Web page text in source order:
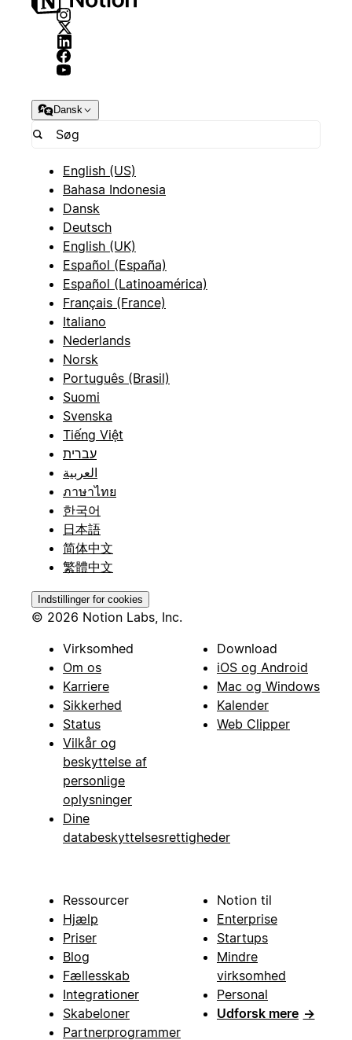
Dansk
English (US)
Bahasa Indonesia
Dansk
Deutsch
English (UK)
Español (España)
Español (Latinoamérica)
Français (France)
Italiano
Nederlands
Norsk
Português (Brasil)
Suomi
Svenska
Tiếng Việt
עברית
العربية
ภาษาไทย
한국어
日本語
简体中文
繁體中文
Indstillinger for cookies
© 2026 Notion Labs, Inc.
Virksomhed
Om os
Karriere
Sikkerhed
Status
Vilkår og
beskyttelse af
personlige
oplysninger
Dine
databeskyttelsesrettigheder
Download
iOS og Android
Mac og Windows
Kalender
Web Clipper
Ressourcer
Hjælp
Priser
Blog
Fællesskab
Integrationer
Skabeloner
Partnerprogrammer
Notion til
Enterprise
Startups
Mindre
virksomhed
Personal
Udforsk mere →